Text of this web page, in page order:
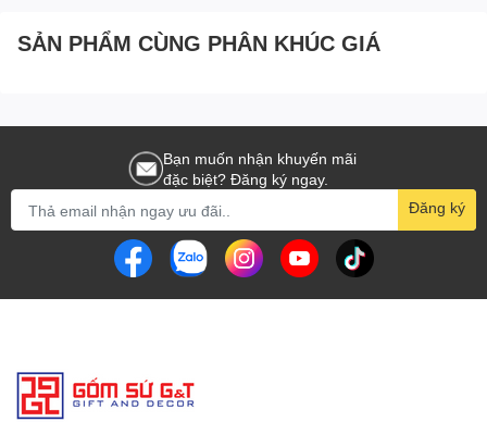
SẢN PHẨM CÙNG PHÂN KHÚC GIÁ
Bạn muốn nhận khuyến mãi
đặc biệt? Đăng ký ngay.
Đăng ký